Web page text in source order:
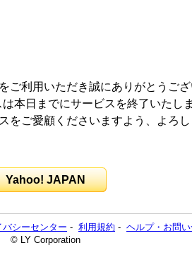
ご利用いただき誠にありがとうござ
本日までにサービスを終了いたしま
をご愛顧くださいますよう、よろ
Yahoo! JAPAN
バシーセンター - 利用規約 - ヘルプ・お問
© LY Corporation